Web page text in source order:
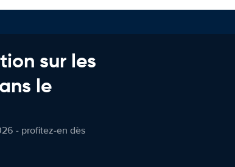
sur les
le
- profitez-en dès